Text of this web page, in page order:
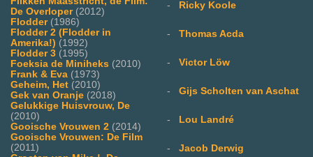
De Overloper(2012)
Flodder(1986)
Flodder 2 (Flodder in
Amerika!) (1992)
Flodder 3 (1995)
Foeksia de Miniheks (2010)
Frank & Eva (1973)
Geheim, Het (2010)
Gek van Oranje (2018)
Gelukkige Huisvrouw, De
(2010)
Gooische Vrouwen 2 (2014)
Gooische Vrouwen: De Film
(2011)
- Ricky Koole
- Thomas Acda
- Victor Löw
- Gijs Scholten van Aschat
- Lou Landré
- Jacob Derwig